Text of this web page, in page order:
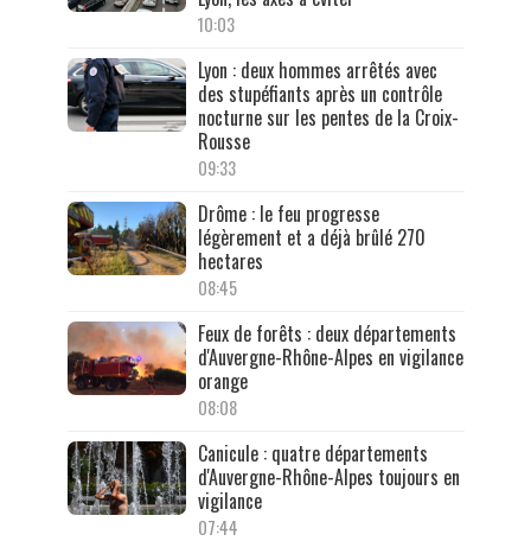
10:03
Lyon : deux hommes arrêtés avec
des stupéfiants après un contrôle
nocturne sur les pentes de la Croix-
Rousse
09:33
Drôme : le feu progresse
légèrement et a déjà brûlé 270
hectares
08:45
Feux de forêts : deux départements
d'Auvergne-Rhône-Alpes en vigilance
orange
08:08
Canicule : quatre départements
d'Auvergne-Rhône-Alpes toujours en
vigilance
07:44